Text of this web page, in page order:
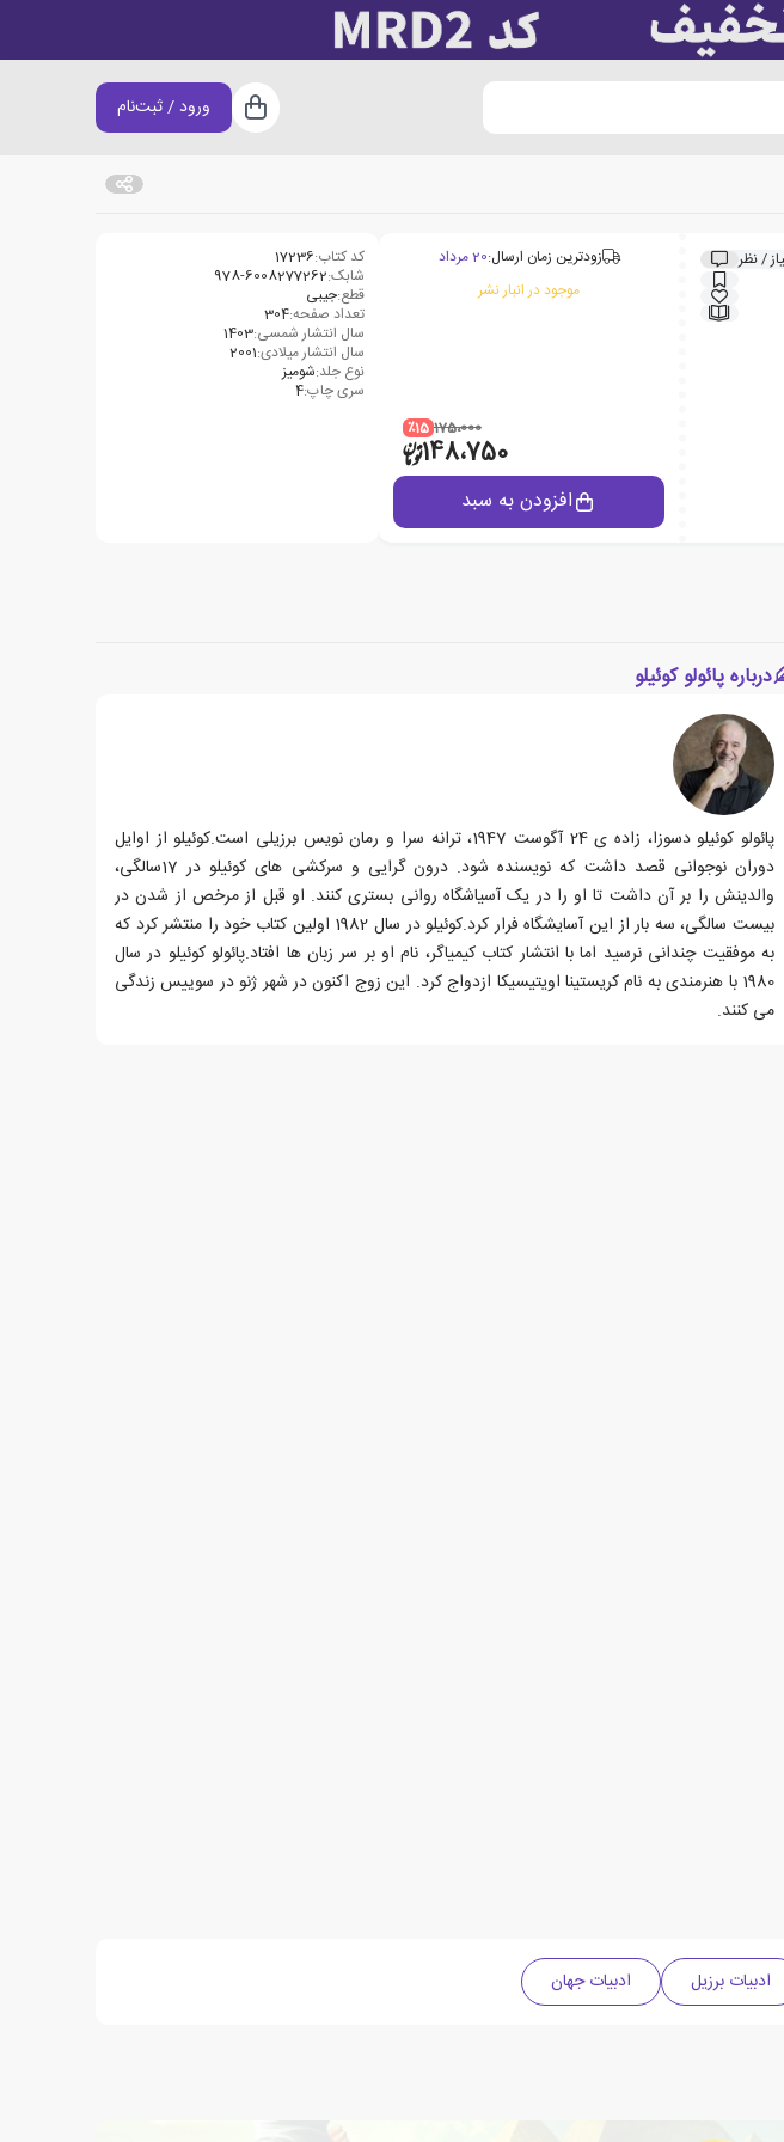
سبد خرید
ورود / ثبت‌نام
/ نظر زودترین زمان ارسال:20 مرداد
موجود در انبار نشر
175،000 ٪15
148،750
افزودن به سبد
کد کتاب:17236
شابک:978-6008277262
قطع:جیبی
تعداد صفحه:304
سال انتشار شمسی:1403
سال انتشار میلادی:2001
نوع جلد:شومیز
سری چاپ:4
درباره پائولو کوئیلو
پائولو کوئیلو دسوزا، زاده ی 24 آگوست 1947، ترانه سرا و رمان نویس برزیلی است.کوئیلو از اوایل
دوران نوجوانی قصد داشت که نویسنده شود. درون گرایی و سرکشی های کوئیلو در 17سالگی،
والدینش را بر آن داشت تا او را در یک آسیاشگاه روانی بستری کنند. او قبل از مرخص از شدن در
بیست سالگی، سه بار از این آسایشگاه فرار کرد.کوئیلو در سال 1982 اولین کتاب خود را منتشر کرد که
به موفقیت چندانی نرسید اما با انتشار کتاب کیمیاگر، نام او بر سر زبان ها افتاد.پائولو کوئیلو در سال
1980 با هنرمندی به نام کریستینا اویتیسیکا ازدواج کرد. این زوج اکنون در شهر ژنو در سوییس زندگی
می کنند.
ادبیات برزیل ادبیات جهان